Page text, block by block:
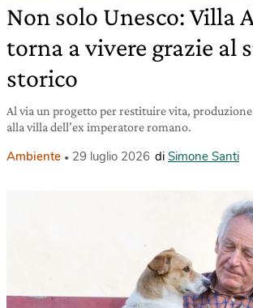
Non solo Unesco: Villa
torna a vivere grazie al
storico
Al via un progetto per restituire vita, produzione
alla villa dell’ex imperatore romano.
Ambiente 29 luglio 2026 di Simone Santi